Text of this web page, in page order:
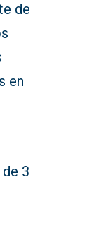
de
en
3